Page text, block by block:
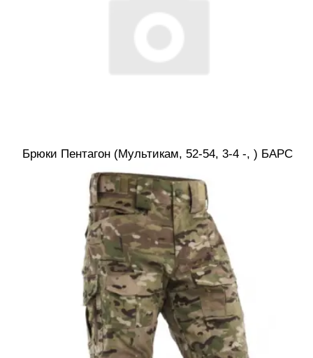
Брюки Пентагон (Мультикам, 52-54, 3-4 -, ) БАРС